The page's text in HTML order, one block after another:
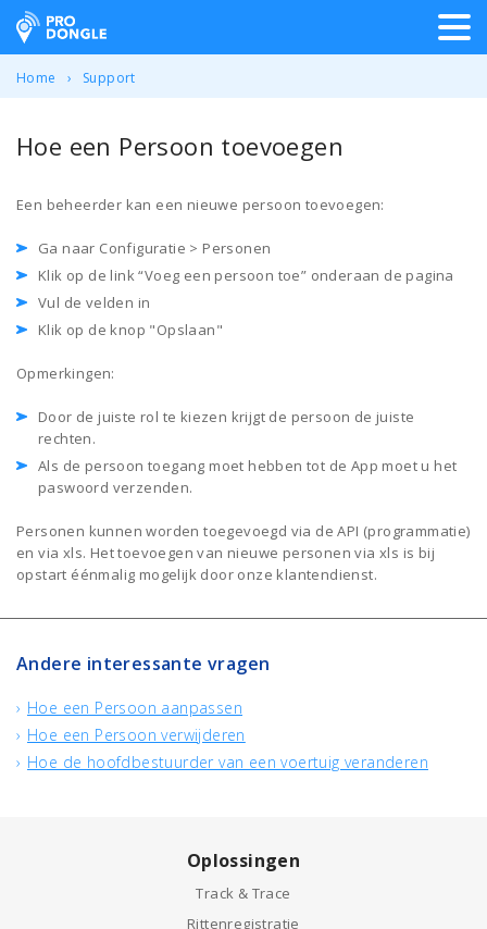
ProDongle Track & Trace
Home Support
Hoe een Persoon toevoegen
Een beheerder kan een nieuwe persoon toevoegen:
Ga naar Configuratie > Personen
Klik op de link “Voeg een persoon toe” onderaan de pagina
Vul de velden in
Klik op de knop "Opslaan"
Opmerkingen:
Door de juiste rol te kiezen krijgt de persoon de juiste
rechten.
Als de persoon toegang moet hebben tot de App moet u het
paswoord verzenden.
Personen kunnen worden toegevoegd via de API (programmatie)
en via xls. Het toevoegen van nieuwe personen via xls is bij
opstart éénmalig mogelijk door onze klantendienst.
Andere interessante vragen
Hoe een Persoon aanpassen
Hoe een Persoon verwijderen
Hoe de hoofdbestuurder van een voertuig veranderen
Oplossingen
Track & Trace
Rittenregistratie